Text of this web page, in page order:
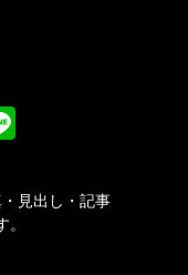
見出し・記事